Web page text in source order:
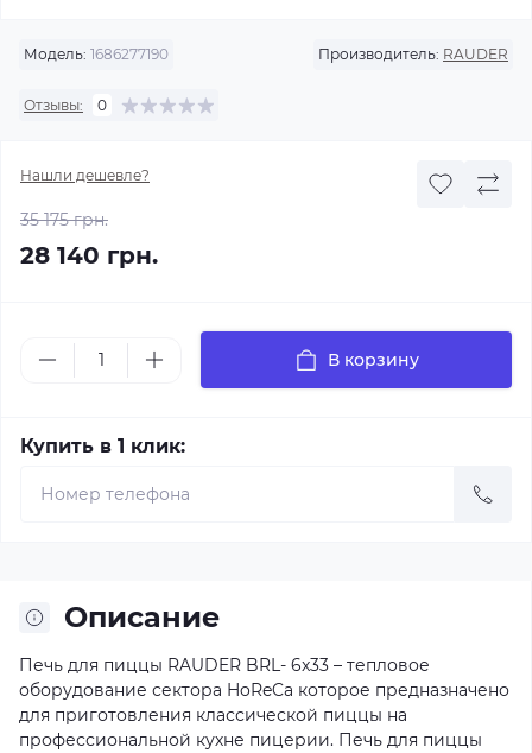
Модель: 1686277190 Производитель: RAUDER
Отзывы: 0
Нашли дешевле?
35 175 грн.
28 140 грн.
В корзину
Купить в 1 клик:
Описание
Печь для пиццы RAUDER BRL- 6x33 – тепловое
оборудование сектора HoReCa которое предназначено
для приготовления классической пиццы на
профессиональной кухне пицерии. Печь для пиццы